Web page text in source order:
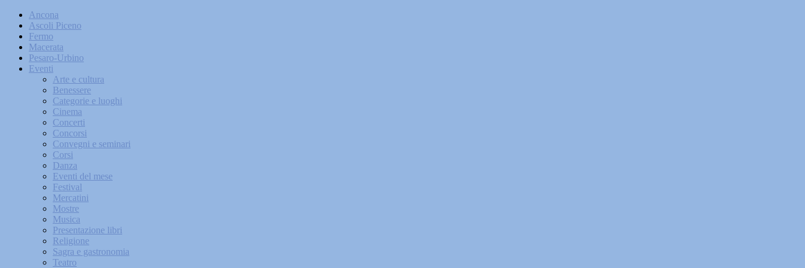
Ancona
Ascoli Piceno
Fermo
Macerata
Pesaro-Urbino
Eventi
Arte e cultura
Benessere
Categorie e luoghi
Cinema
Concerti
Concorsi
Convegni e seminari
Corsi
Danza
Eventi del mese
Festival
Mercatini
Mostre
Musica
Presentazione libri
Religione
Sagra e gastronomia
Teatro